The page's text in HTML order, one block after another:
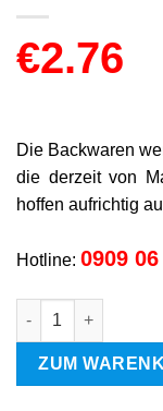
€2.76
Die Backwaren
die derzeit von
hoffen aufrichtig
Hotline: 0909
Chrysantheme Brot
ZUM